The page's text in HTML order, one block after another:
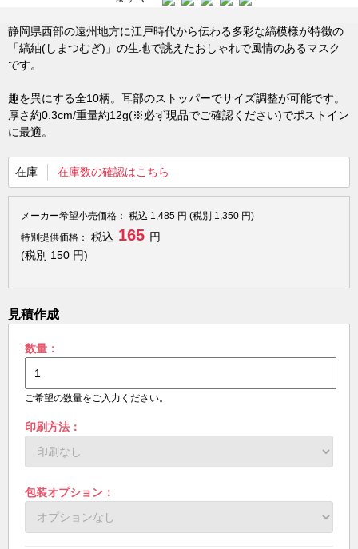
静岡県西部の遠州地方に江戸時代から伝わる多彩な縞模様が特徴の
「縞紬(しまつむぎ)」の生地で誂えたおしゃれで風情のあるマスク
です。
趣を異にする全10柄。耳部のストッパーでサイズ調整が可能です。
厚さ約0.3cm/重量約12g(※必ず現品でご確認ください)でポストイン
に最適。
在庫 在庫数の確認はこちら
メーカー希望小売価格： 税込 1,485 円 (税別 1,350 円)
特別提供価格：
税込 165 円
(税別 150 円)
見積作成
数量：
ご希望の数量をご入力ください。
印刷方法：
包装オプション：